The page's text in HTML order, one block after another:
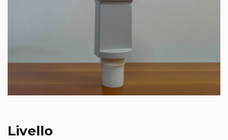
Livello